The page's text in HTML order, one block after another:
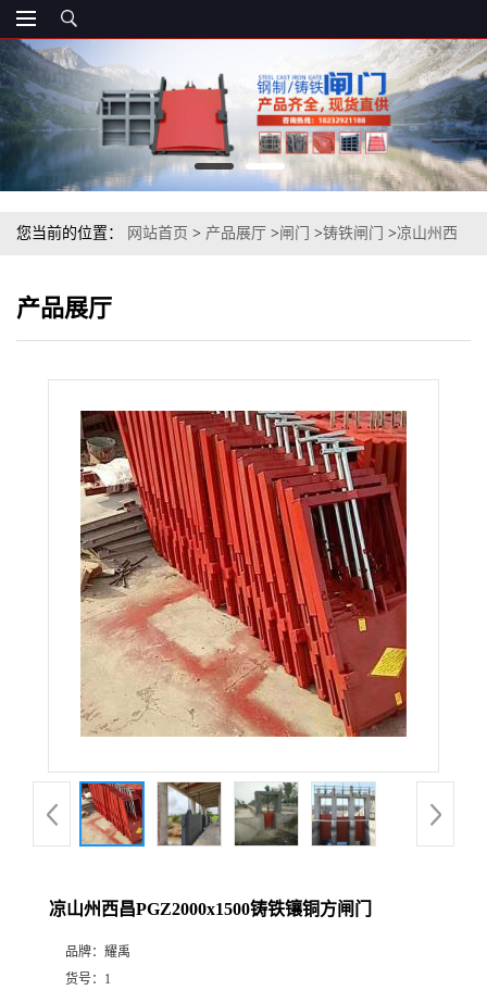
您当前的位置： 网站首页 > 产品展厅 >闸门 >铸铁闸门 >凉山州西
产品展厅
凉山州西昌PGZ2000x1500铸铁镶铜方闸门
品牌： 耀禹
货号： 1